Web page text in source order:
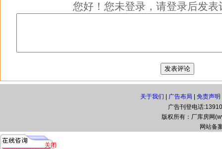
您好！您未登录，请登录后发
关于我们 广告布局 免责声明
广告刊登电话
版权所有：厂库房网
网站备
关闭